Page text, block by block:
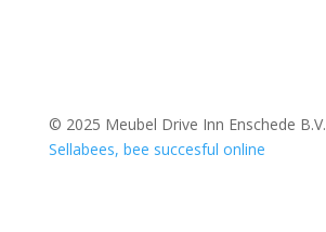
© 2025 Meubel Drive Inn Enschede B.V.
Sellabees, bee succesful online